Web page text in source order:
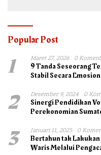
Popular Post
1 Maret 27, 2026 0
9 Tanda Seseorang
Stabil Secara
2 Desember 9, 2024 0
Sinergi Pendidikan
Perekonomian
3 Januari 11, 2025 0
Bertahun tak Lakukan
Waris Melalui